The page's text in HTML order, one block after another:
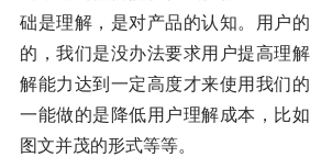
础是理解，是对产品的认知。用户
的，我们是没办法要求用户提高理
解能力达到一定高度才来使用我们
一能做的是降低用户理解成本，比
图文并茂的形式等等。